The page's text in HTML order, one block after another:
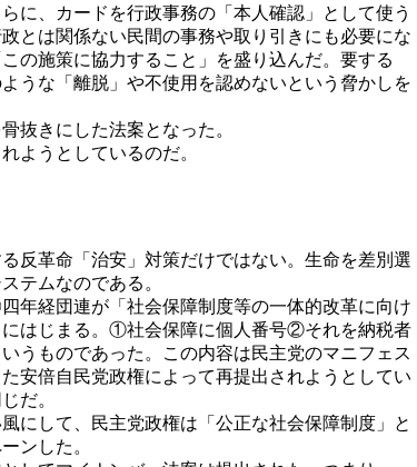
に、カードを行政事務の「本人確認」として使う
とは関係ない民間の事務や取り引きにも必要にな
の施策に協力すること」を盛り込んだ。要する
うな「離脱」や不使用を認めないという脅かしを
抜きにした法案となった。
ようとしているのだ。
反革命「治安」対策だけではない。生命を差別選
テムなのである。
年経団連が「社会保障制度等の一体的改革に向け
はじまる。①社会保障に個人番号②それを納税者
うものであった。この内容は民主党のマニフェス
安倍自民党政権によって再提出されようとしてい
だ。
にして、民主党政権は「公正な社会保障制度」と
ンした。